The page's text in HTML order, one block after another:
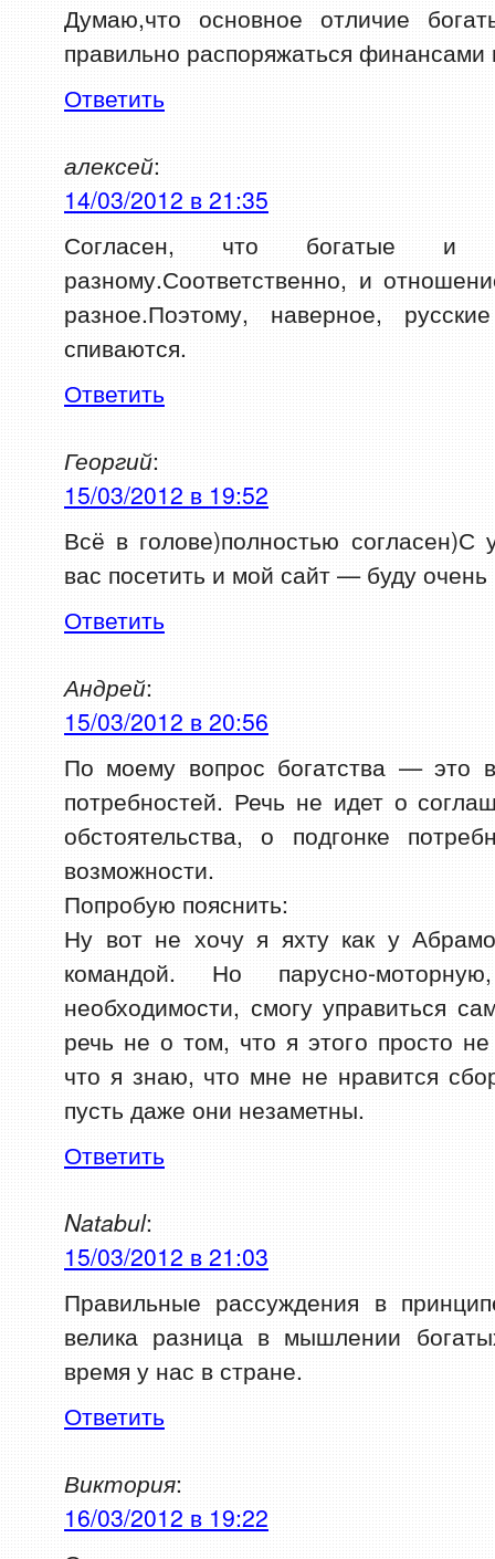
Думаю,что основное отличие
правильно распоряжаться
Ответить
алексей:
14/03/2012 в 21:35
Согласен, что богатые и
разному.Соответственно, и
разное.Поэтому, наверное,
спиваются.
Ответить
Георгий:
15/03/2012 в 19:52
Всё в голове)полностью согласен)С
вас посетить и мой сайт — буду
Ответить
Андрей:
15/03/2012 в 20:56
По моему вопрос богатства — это
потребностей. Речь не идет о
обстоятельства, о подгонке
возможности.
Попробую пояснить:
Ну вот не хочу я яхту как у
командой. Но парусно-
необходимости, смогу управиться
речь не о том, что я этого просто
что я знаю, что мне не нравится
пусть даже они незаметны.
Ответить
Natabul:
15/03/2012 в 21:03
Правильные рассуждения в
велика разница в мышлении
время у нас в стране.
Ответить
Виктория:
16/03/2012 в 19:22